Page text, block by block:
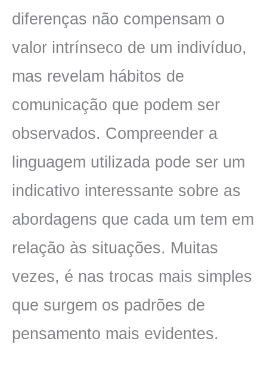
diferenças não compensam o
valor intrínseco de um indivíduo,
mas revelam hábitos de
comunicação que podem ser
observados. Compreender a
linguagem utilizada pode ser um
indicativo interessante sobre as
abordagens que cada um tem em
relação às situações. Muitas
vezes, é nas trocas mais simples
que surgem os padrões de
pensamento mais evidentes.